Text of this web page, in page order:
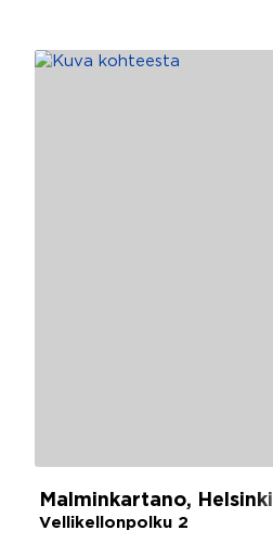
Malminkartano, Helsinki
Vellikellonpolku 2